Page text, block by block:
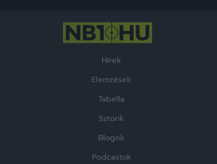
Hírek
Elemzések
Tabella
Sztorik
Blogok
Podcastok